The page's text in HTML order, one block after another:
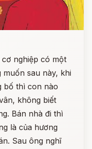
nghiệp có một
muốn sau này, khi
bố thì con nào
không biết
Bán nhà đi thì
là của hương
Sau ông nghĩ